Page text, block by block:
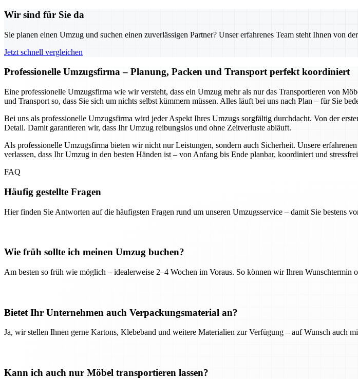
Wir sind für Sie da
Sie planen einen Umzug und suchen einen zuverlässigen Partner? Unser erfahrenes Team steht Ihnen von
Jetzt schnell vergleichen
Professionelle Umzugsfirma – Planung, Packen und Transport perfekt koordiniert
Eine professionelle Umzugsfirma wie wir versteht, dass ein Umzug mehr als nur das Transportieren von
und Transport so, dass Sie sich um nichts selbst kümmern müssen. Alles läuft bei uns nach Plan – für Sie
Bei uns als professionelle Umzugsfirma wird jeder Aspekt Ihres Umzugs sorgfältig durchdacht. Von der
Detail. Damit garantieren wir, dass Ihr Umzug reibungslos und ohne Zeitverluste abläuft.
Als professionelle Umzugsfirma bieten wir nicht nur Leistungen, sondern auch Sicherheit. Unsere
verlassen, dass Ihr Umzug in den besten Händen ist – von Anfang bis Ende planbar, koordiniert und
FAQ
Häufig gestellte Fragen
Hier finden Sie Antworten auf die häufigsten Fragen rund um unseren Umzugsservice – damit Sie bestens
Wie früh sollte ich meinen Umzug buchen?
Am besten so früh wie möglich – idealerweise 2–4 Wochen im Voraus. So können wir Ihren Wunschtermin
Bietet Ihr Unternehmen auch Verpackungsmaterial an?
Ja, wir stellen Ihnen gerne Kartons, Klebeband und weitere Materialien zur Verfügung – auf Wunsch auch
Kann ich auch nur Möbel transportieren lassen?